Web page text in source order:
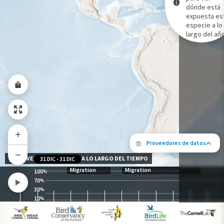
Proveedores de datos
Los siguientes socios contribuyeron
Gama de especies por estación
Gama de verano
Rango de invierno
Rango a lo largo del año
dónde está
expuesta
especie a lo
largo del
100%
70%
30%
10%
Migration Migration
31 DIC -31 DIC
NIVEL DE EXPOSICIÓN A LO LARGO DEL TIEMPO